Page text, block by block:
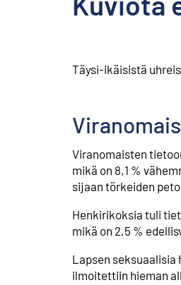
Täysi-ikäisistä
Viranomaisten
mikä on 8,1 %
sijaan törkeiden
Henkirikoksia tuli
mikä on 2,5 %
Lapsen seksuaalisia
ilmoitettiin hieman